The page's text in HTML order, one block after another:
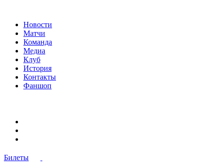
Новости
Матчи
Команда
Медиа
Клуб
История
Контакты
Фаншоп
Билеты